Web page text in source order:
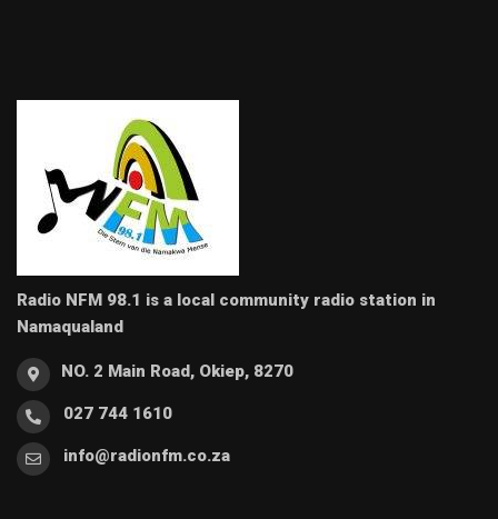
Radio NFM 98.1 is a local community radio station in
Namaqualand
NO. 2 Main Road, Okiep, 8270
027 744 1610
info@radionfm.co.za